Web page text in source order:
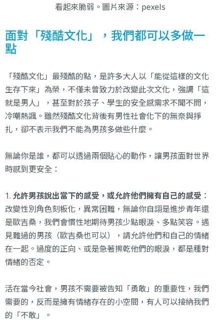
看起來脆弱。圖片來源： pexels
面對「殘酷文化」，我們都可以多做一
點
「殘酷文化」最殘酷的點，是許多大人以「能從這樣的文化
生存下來」為榮，不僅未曾致力於改變此次文化，強調「這
就是男人」，甚至對於孩子、學生的安全感需求不聞不問，
冷嘲熱諷。雖然殘酷文化背後有男性社會化下的無奈與掙
扎，卻不表示我們不能為男孩多做些什麼。
無論你是誰，都可以透過兩個貼心的動作，讓男孩面對世界
時感到更安全：
1. 允許男孩說出當下的感受，或允許他們擁有自己的感受 ：
改變性別角色刻板化，異常困難，無論你自詡是進步青年還
是歐吉桑，我們會慣性地期待男孩少點眼淚、多點笑容。遇
見難過的男孩（歐吉桑也可以），請允許他們和自己的情緒
在一起。過度的正向、或是急著擦乾他們的眼淚，都是種對
情緒的否定。
活在當今社會，男孩不需要被告知「勇敢」的重要性，我們
需要的，反而是擁有情緒存在的小空間，有人可以接納我們
的「不敢」。